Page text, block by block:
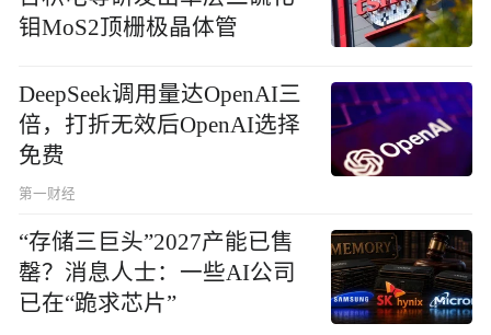
钼MoS2顶栅极晶体管
DeepSeek调用量达OpenAI三
倍，打折无效后OpenAI选择
免费
第一财经
“存储三巨头”2027产能已售
罄？消息人士：一些AI公司
已在“跪求芯片”